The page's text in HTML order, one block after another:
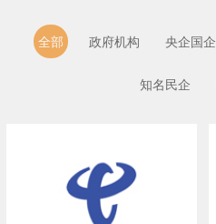
全部 政府机构 央企国企
知名民企